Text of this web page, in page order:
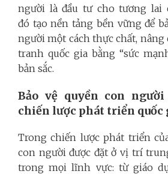
người là đầu tư cho tương lai
đó tạo nền tảng bền vững để
người một cách thực chất, nâng
tranh quốc gia bằng “sức
bản sắc.
Bảo vệ quyền con
chiến lược phát triển quốc
Trong chiến lược phát triển
con người được đặt ở vị trí
trong mọi lĩnh vực: từ giáo